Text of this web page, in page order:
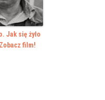
Jak się żyło
film!